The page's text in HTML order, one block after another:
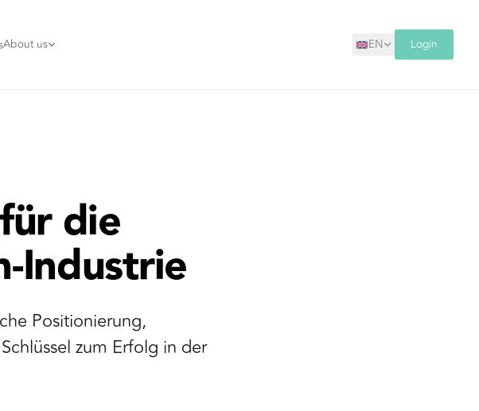
About us EN Login
die
Industrie
Positionierung,
zum Erfolg in der